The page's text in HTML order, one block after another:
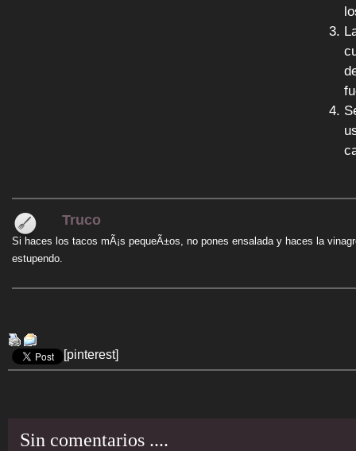
Truco
Si haces los tacos mÃ¡s pequeÃ±os, no pones ensalada y haces la
estupendo.
[pinterest]
Sin comentarios ....